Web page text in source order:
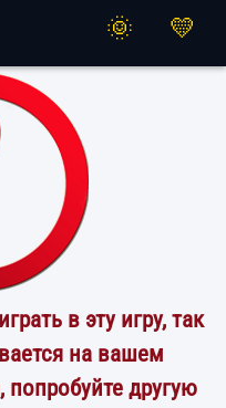
в эту игру, так
на вашем
попробуйте другую